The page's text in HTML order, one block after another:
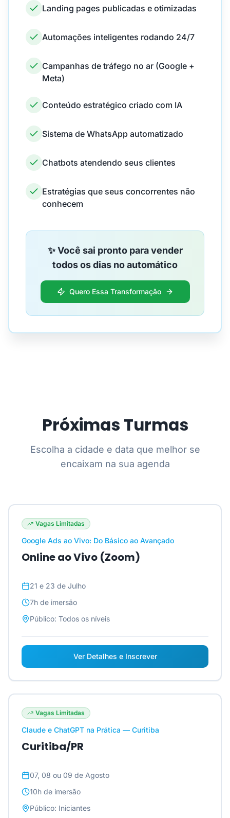
Landing pages publicadas e otimizadas
Automações inteligentes rodando 24/7
Campanhas de tráfego no ar (Google +
Meta)
Conteúdo estratégico criado com IA
Sistema de WhatsApp automatizado
Chatbots atendendo seus clientes
Estratégias que seus concorrentes não
conhecem
✨ Você sai pronto para vender
todos os dias no automático
Quero Essa Transformação
Próximas Turmas
Escolha a cidade e data que melhor se
encaixam na sua agenda
Vagas Limitadas
Google Ads ao Vivo: Do Básico ao Avançado
Online ao Vivo (Zoom)
21 e 23 de Julho
7h de imersão
Público: Todos os níveis
Ver Detalhes e Inscrever
Vagas Limitadas
Claude e ChatGPT na Prática — Curitiba
Curitiba/PR
07, 08 ou 09 de Agosto
10h de imersão
Público: Iniciantes